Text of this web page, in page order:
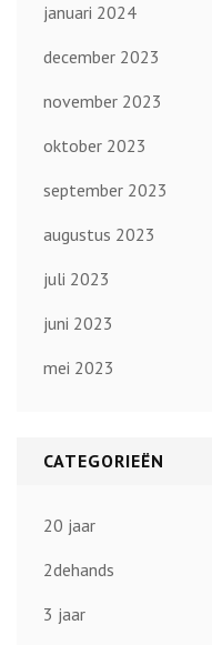
januari 2024
december 2023
november 2023
oktober 2023
september 2023
augustus 2023
juli 2023
juni 2023
mei 2023
CATEGORIEËN
20 jaar
2dehands
3 jaar